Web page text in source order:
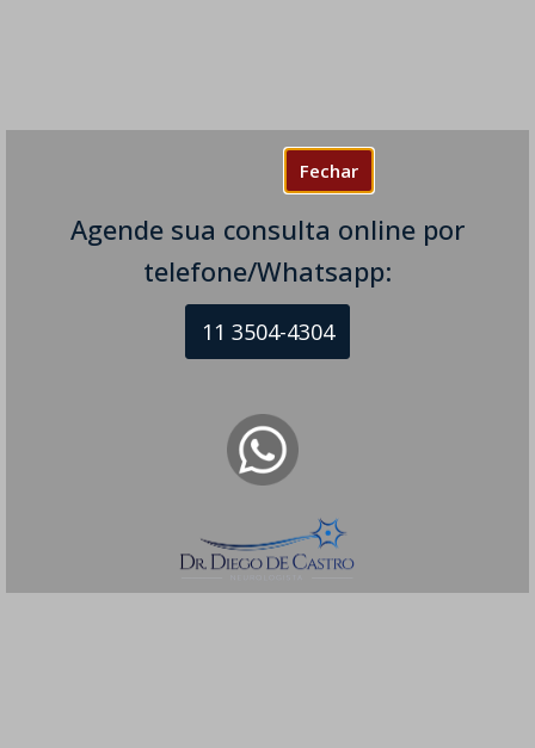
Fechar
Agende sua consulta online por
telefone/Whatsapp:
11 3504-4304